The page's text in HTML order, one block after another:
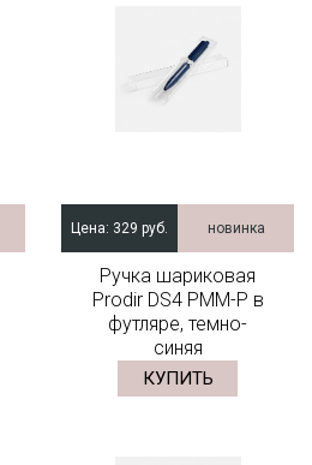
Цена: 329 руб. новинка
Ручка шариковая
Prodir DS4 PMM-P в
футляре, темно-
синяя
КУПИТЬ